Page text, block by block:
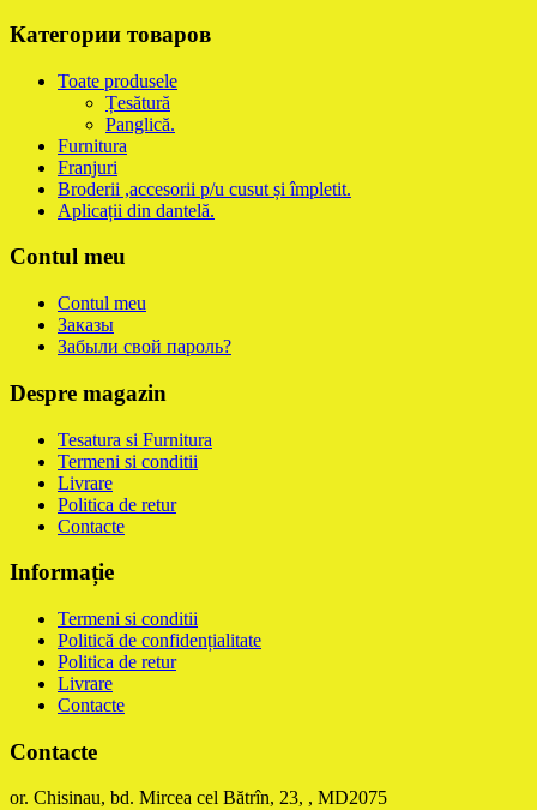
Категории товаров
Toate produsele
Țesătură
Panglică.
Furnitura
Franjuri
Broderii ,accesorii p/u cusut și împletit.
Aplicații din dantelă.
Contul meu
Contul meu
Заказы
Забыли свой пароль?
Despre magazin
Tesatura si Furnitura
Termeni si conditii
Livrare
Politica de retur
Contacte
Informație
Termeni si conditii
Politică de confidențialitate
Politica de retur
Livrare
Contacte
Contacte
or. Chisinau, bd. Mircea cel Bătrîn, 23, , MD2075